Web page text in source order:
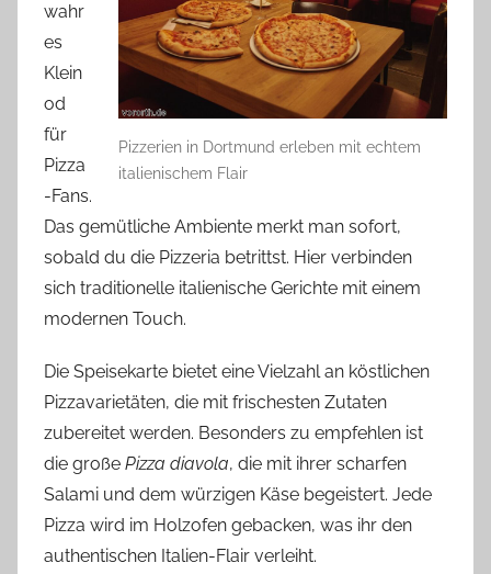
Pizzerien in Dortmund erleben mit echtem
italienischem Flair
wahr
es
Klein
od
für
Pizza
-Fans.
Das gemütliche Ambiente merkt man sofort,
sobald du die Pizzeria betrittst. Hier verbinden
sich traditionelle italienische Gerichte mit einem
modernen Touch.
Die Speisekarte bietet eine Vielzahl an köstlichen
Pizzavarietäten, die mit frischesten Zutaten
zubereitet werden. Besonders zu empfehlen ist
die große Pizza diavola, die mit ihrer scharfen
Salami und dem würzigen Käse begeistert. Jede
Pizza wird im Holzofen gebacken, was ihr den
authentischen Italien-Flair verleiht.